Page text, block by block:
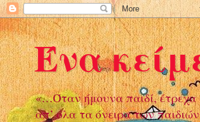
Ένα
«…Όταν ήμουνα παιδί, έτρεχα
απ’ όλα τα όνειρα των